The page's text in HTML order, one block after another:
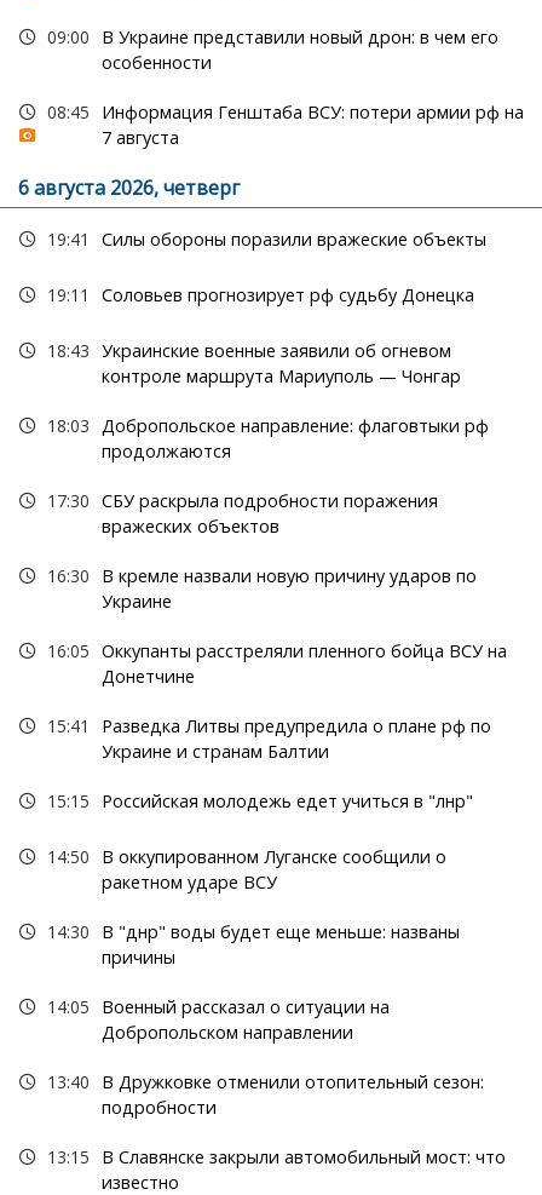
09:00
В Украине представили новый дрон: в чем его
особенности
08:45
Информация Генштаба ВСУ: потери армии рф на
7 августа
6 августа 2026, четверг
19:41 Силы обороны поразили вражеские объекты
19:11 Соловьев прогнозирует рф судьбу Донецка
18:43 Украинские военные заявили об огневом
контроле маршрута Мариуполь — Чонгар
18:03 Добропольское направление: флаговтыки рф
продолжаются
17:30 СБУ раскрыла подробности поражения
вражеских объектов
16:30
В кремле назвали новую причину ударов по
Украине
16:05 Оккупанты расстреляли пленного бойца ВСУ на
Донетчине
15:41
Разведка Литвы предупредила о плане рф по
Украине и странам Балтии
15:15 Российская молодежь едет учиться в "лнр"
14:50
В оккупированном Луганске сообщили о
ракетном ударе ВСУ
14:30
В "днр" воды будет еще меньше: названы
причины
14:05
Военный рассказал о ситуации на
Добропольском направлении
13:40
В Дружковке отменили отопительный сезон:
подробности
13:15
В Славянске закрыли автомобильный мост: что
известно